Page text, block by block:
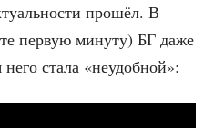
про­шёл. В
первую мину­ту) БГ даже
ста­ла «неудоб­ной»: